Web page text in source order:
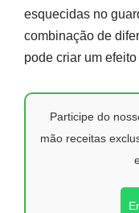
esquecidas no
combinação de
pode criar um
Participe do
mão receitas